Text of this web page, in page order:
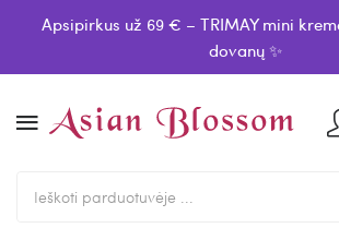
Apsipirkus už 69 € – TRIMAY mini
dovanų ✨